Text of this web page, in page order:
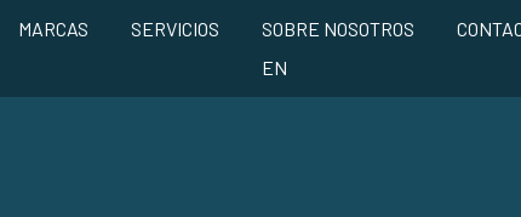
MARCAS SERVICIOS SOBRE NOSOTROS
EN